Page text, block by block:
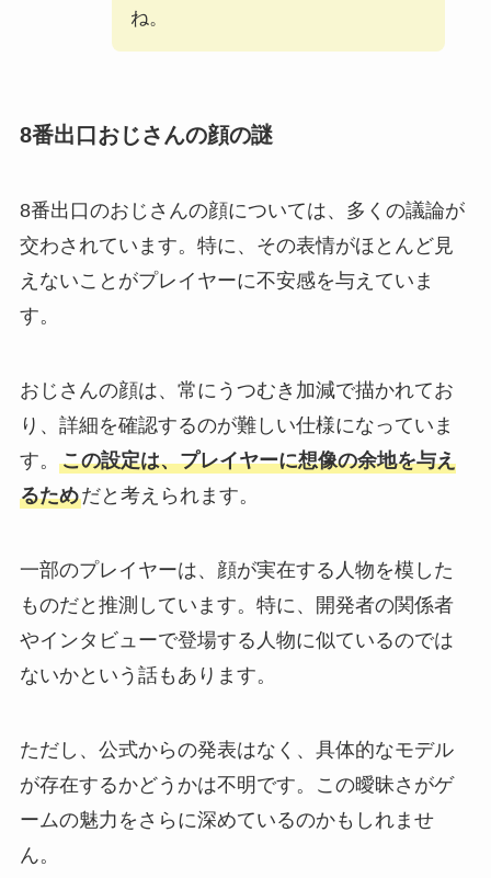
ね。
8番出口おじさんの顔の謎
8番出口のおじさんの顔については、多くの議論が
交わされています。特に、その表情がほとんど見
えないことがプレイヤーに不安感を与えていま
す。
おじさんの顔は、常にうつむき加減で描かれてお
り、詳細を確認するのが難しい仕様になっていま
す。 この設定は、プレイヤーに想像の余地を与え
るためだと考えられます。
一部のプレイヤーは、顔が実在する人物を模した
ものだと推測しています。特に、開発者の関係者
やインタビューで登場する人物に似ているのでは
ないかという話もあります。
ただし、公式からの発表はなく、具体的なモデル
が存在するかどうかは不明です。この曖昧さがゲ
ームの魅力をさらに深めているのかもしれませ
ん。